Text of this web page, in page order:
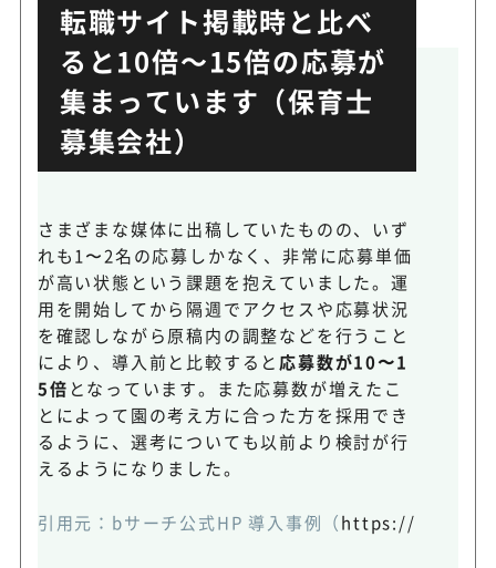
転職サイト掲載時と比べ
ると10倍～15倍の応募が
集まっています（保育士
募集会社）
さまざまな媒体に出稿していたものの、いず
れも1〜2名の応募しかなく、非常に応募単価
が高い状態という課題を抱えていました。運
用を開始してから隔週でアクセスや応募状況
を確認しながら原稿内の調整などを行うこと
により、導入前と比較すると応募数が10〜1
5倍 となっています。また応募数が増えたこ
とによって園の考え方に合った方を採用でき
るように、選考についても以前より検討が行
えるようになりました。
引用元： bサーチ公式HP 導入事例 （https://